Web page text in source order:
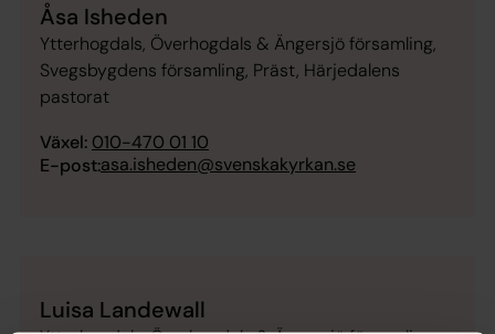
Åsa Isheden
Ytterhogdals, Överhogdals & Ängersjö församling,
Svegsbygdens församling, Präst, Härjedalens
pastorat
Växel: 010-470 01 10
E-post:asa.isheden@svenskakyrkan.se
Luisa Landewall